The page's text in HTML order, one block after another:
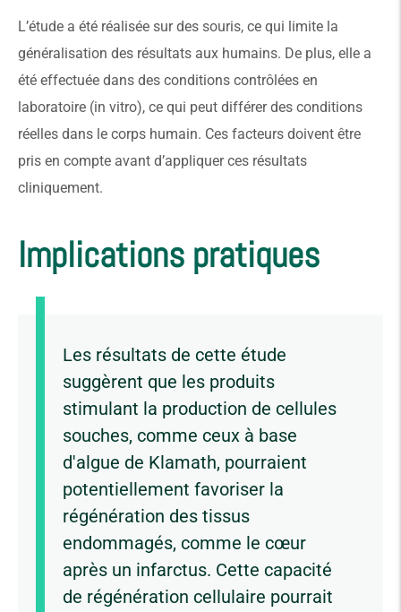
L’étude a été réalisée sur des souris, ce qui limite la
généralisation des résultats aux humains. De plus, elle a
été effectuée dans des conditions contrôlées en
laboratoire (in vitro), ce qui peut différer des conditions
réelles dans le corps humain. Ces facteurs doivent être
pris en compte avant d’appliquer ces résultats
cliniquement.
Implications pratiques
Les résultats de cette étude
suggèrent que les produits
stimulant la production de cellules
souches, comme ceux à base
d'algue de Klamath, pourraient
potentiellement favoriser la
régénération des tissus
endommagés, comme le cœur
après un infarctus. Cette capacité
de régénération cellulaire pourrait